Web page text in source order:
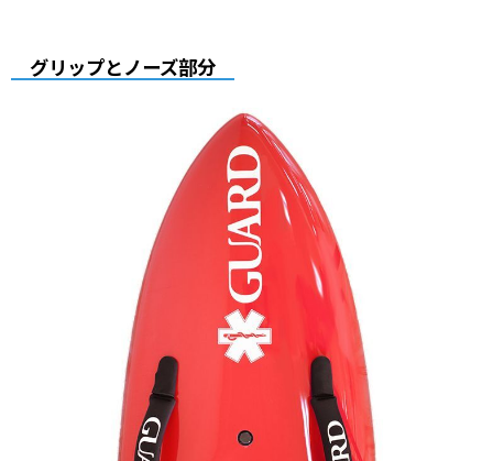
グリップとノーズ部分